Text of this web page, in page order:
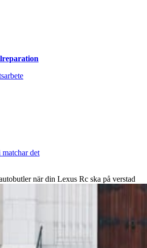
det
när din Lexus Rc ska på verstad